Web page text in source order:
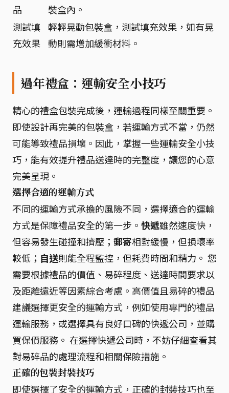
品
裝盒內。
測試填
充效果
輕輕晃動包裝盒，測試填充效果，如有晃
動則需增加緩衝材料。
過年禮盒：運輸安全小技巧
精心的禮盒包裝完成後，運輸過程同樣至關重要。
即使設計再完美的包裝盒，若運輸方式不當，仍然
可能導致禮品損壞。因此，掌握一些運輸安全小技
巧，能有效提升禮品送達時的完整度，讓您的心意
完美呈現。
選擇合適的運輸方式
不同的運輸方式承擔的風險不同，選擇適合的運輸
方式是保障禮品安全的第一步。 快遞雖然速度快，
但容易發生碰撞和擠壓； 郵寄相對緩慢，但損壞率
較低； 自送則能全程監控，但耗費時間和精力。 您
需要根據禮品的價值、易碎程度、送達時間要求以
及距離遠近等因素綜合考慮。高價值且易碎的禮品
建議選擇更安全的運輸方式，例如使用專門的禮品
運輸服務，或選擇具有良好口碑的快遞公司，並購
買保價服務。 在選擇快遞公司時，不妨仔細查看其
對易碎品的處理流程和相關保險措施。
正確的包裝封裝技巧
即使選擇了安全的運輸方式，正確的封裝技巧也至